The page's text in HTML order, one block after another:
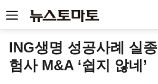
ING생명 성공사례 실
험사 M&A ‘쉽지 않네’